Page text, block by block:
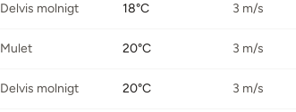
Delvis molnigt 18°C 3 m/s
Mulet 20°C 3 m/s
Delvis molnigt 20°C 3 m/s